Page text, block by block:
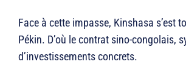
Face à cette impasse, Kinshasa s’est
Pékin. D’où le contrat sino-congolais,
d’investissements concrets.